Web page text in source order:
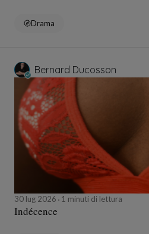
Drama
Bernard Ducosson
30 lug 2026 1 minuti di lettura
Indécence